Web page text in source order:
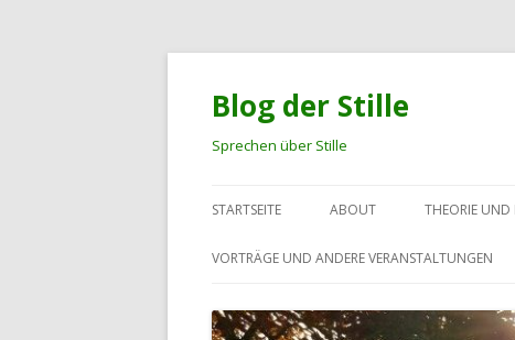
Blog der Stille
Sprechen über Stille
STARTSEITE ABOUT THEORIE UND
VORTRÄGE UND ANDERE VERANSTALTUNGEN